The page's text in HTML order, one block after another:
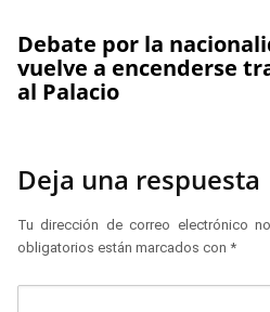
Debate por la
vuelve a encenderse
al Palacio
Deja una respuesta
Tu dirección de correo electrónico
obligatorios están marcados con *